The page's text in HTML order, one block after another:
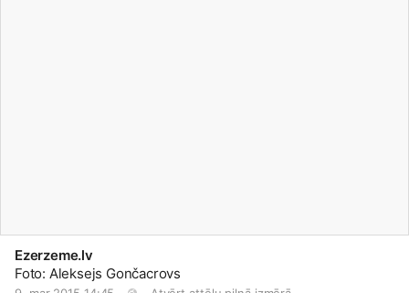
Ezerzeme.lv
Foto: Aleksejs Gončacrovs